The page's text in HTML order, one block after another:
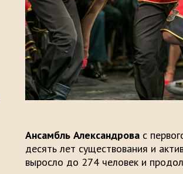
Ансамбль Александрова с
десять лет существования и
выросло до 274 человек и